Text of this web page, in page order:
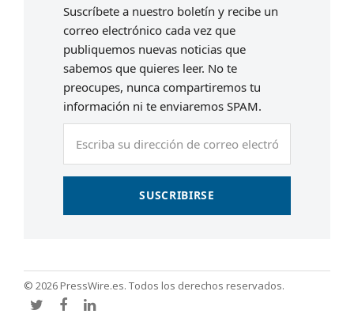
Suscríbete a nuestro boletín y recibe un
correo electrónico cada vez que
publiquemos nuevas noticias que
sabemos que quieres leer. No te
preocupes, nunca compartiremos tu
información ni te enviaremos SPAM.
SUSCRIBIRSE
© 2026 PressWire.es. Todos los derechos reservados.